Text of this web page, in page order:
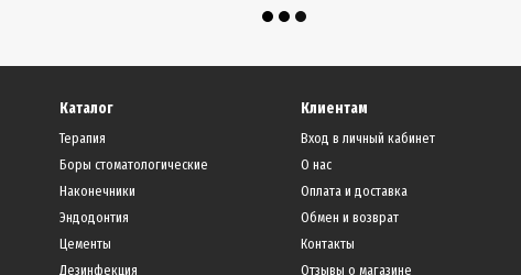
Каталог
Терапия
Боры стоматологические
Наконечники
Эндодонтия
Цементы
Дезинфекция
Клиентам
Вход в личный кабинет
О нас
Оплата и доставка
Обмен и возврат
Контакты
Отзывы о магазине